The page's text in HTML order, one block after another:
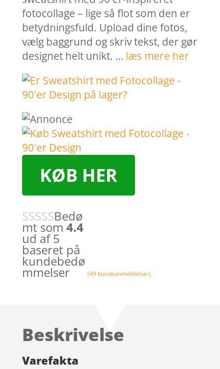
fotocollage – lige så flot som den er
betydningsfuld. Upload dine fotos,
vælg baggrund og skriv tekst, der gør
designet helt unikt. … læs mere her
KØB HER
Bedø
mt som 4.4
ud af 5
baseret på
kundebedø
mmelser (49 kundeanmeldelser)
Beskrivelse
Varefakta